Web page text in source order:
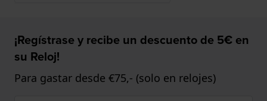
¡Regístrase y recibe un descuento de 5€ en
su Reloj!
Para gastar desde €75,- (solo en relojes)